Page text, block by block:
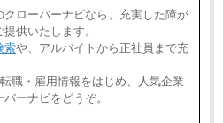
クローバーナビなら、充実した障が
供いたします。
索や、アルバイトから正社員まで充
職・雇用情報をはじめ、人気企業
ーナビをどうぞ。